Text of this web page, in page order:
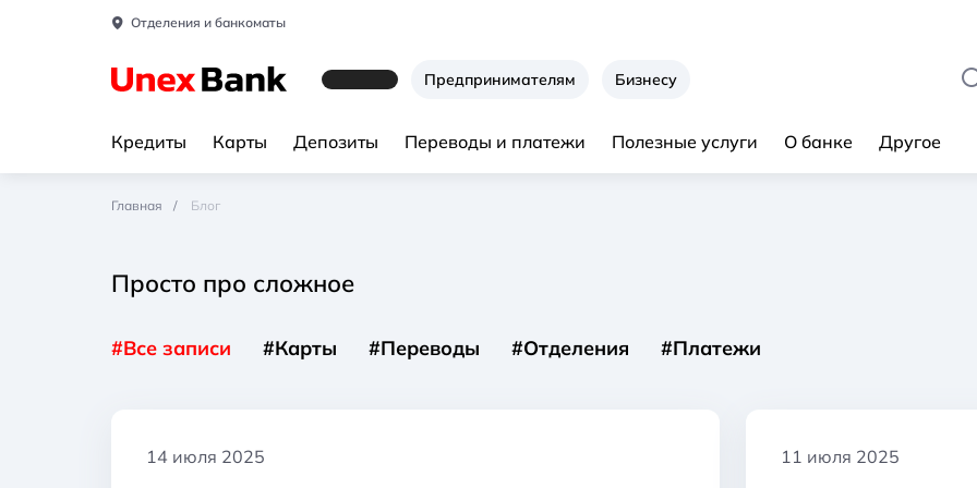
Отделения и банкоматы
Предпринимателям Бизнесу
Кредиты Карты Депозиты Переводы и платежи Полезные услуги О банке Другое
Главная Блог
Просто про сложное
#Все записи #Карты #Переводы #Отделения #Платежи
14 июля 2025 11 июля 2025